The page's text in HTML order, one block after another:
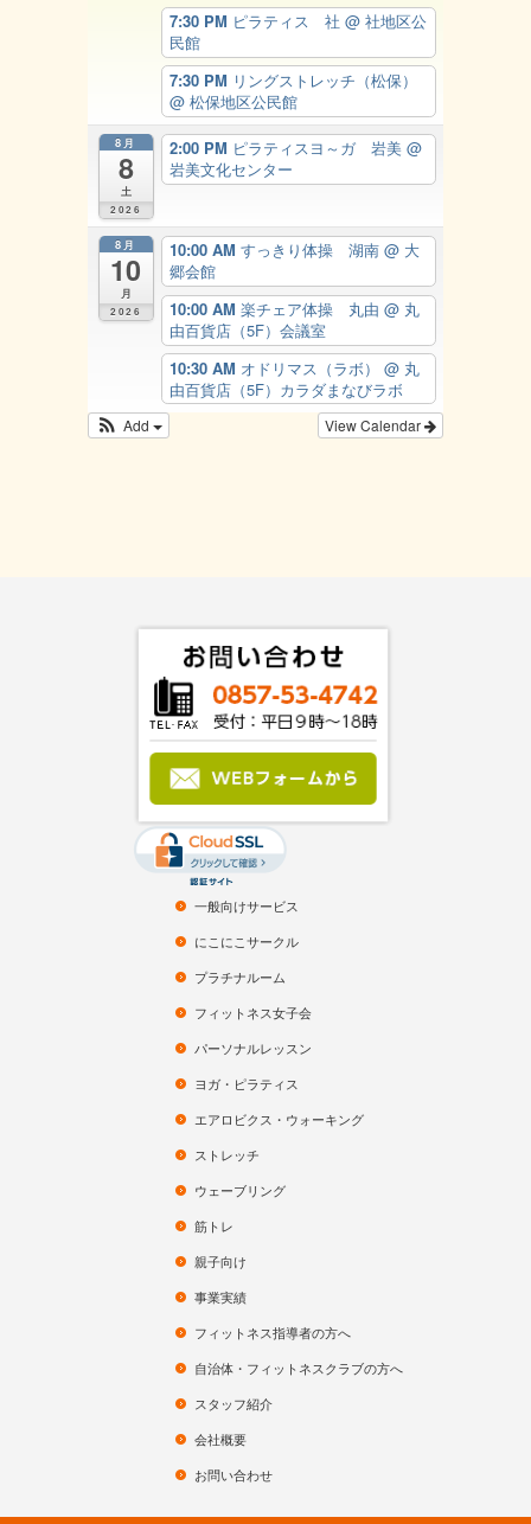
7:30 PM ピラティス 社 @ 社地区公
民館
7:30 PM リングストレッチ（松保）
@ 松保地区公民館
8月
8
土
2026
2:00 PM ピラティスヨ～ガ 岩美 @
岩美文化センター
8月
10
月
2026
10:00 AM すっきり体操 湖南 @ 大
郷会館
10:00 AM 楽チェア体操 丸由 @ 丸
由百貨店（5F）会議室
10:30 AM オドリマス（ラボ） @ 丸
由百貨店（5F）カラダまなびラボ
View Calendar
Add
一般向けサービス
にこにこサークル
プラチナルーム
フィットネス女子会
パーソナルレッスン
ヨガ・ピラティス
エアロビクス・ウォーキング
ストレッチ
ウェーブリング
筋トレ
親子向け
事業実績
フィットネス指導者の方へ
自治体・フィットネスクラブの方へ
スタッフ紹介
会社概要
お問い合わせ